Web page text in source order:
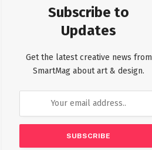
Subscribe to
Updates
Get the latest creative news from
SmartMag about art & design.